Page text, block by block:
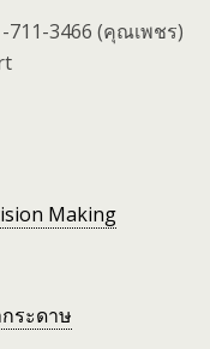
3466 (คุณเพชร)
Making
ระดาษ